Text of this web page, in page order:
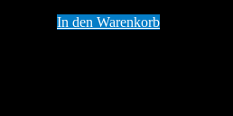
In den Warenkorb